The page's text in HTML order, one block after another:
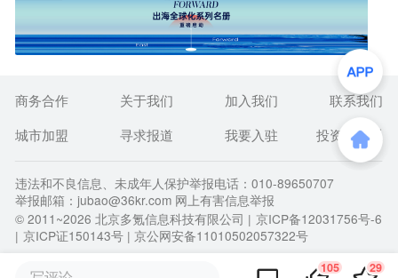
105 29
商务合作 关于我们 加入我们
联系我们
城市加盟
寻求报道 我要入驻 投资者关系
违法和不良信息、未成年人保护举报电话：010-89650707
举报邮箱：jubao@36kr.com 网上有害信息举报
© 2011~2026 北京多氪信息科技有限公司 | 京ICP备12031756号-6
| 京ICP证150143号 | 京公网安备11010502057322号